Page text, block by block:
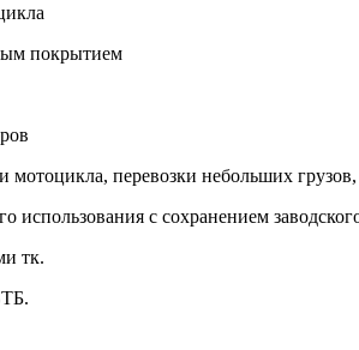
покрытием
мотоцикла, перевозки небольших
использования с сохранением
тк.